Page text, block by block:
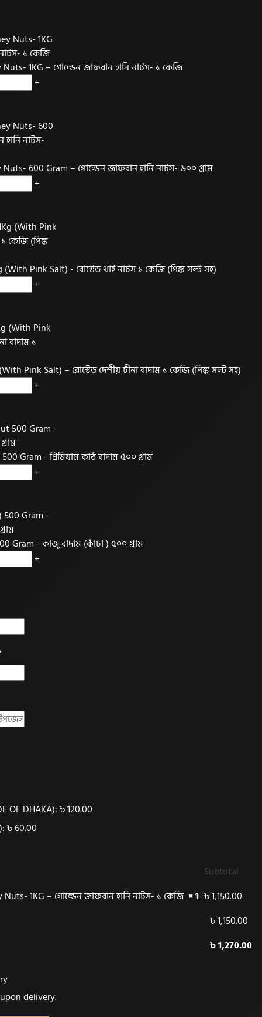
1KG – গোল্ডেন জাফরান হানি নাটস- ১ কেজি
+
600 Gram – গোল্ডেন জাফরান হানি নাটস- ৬০০ গ্রাম
+
Pink Salt) - রোস্টেড থাই নাটস ১ কেজি (পিঙ্ক সল্ট সহ)
+
Pink Salt) – রোস্টেড দেশীয় চীনা বাদাম ১ কেজি (পিঙ্ক সল্ট সহ)
+
Gram - প্রিমিয়াম কাঠ বাদাম ৫০০ গ্রাম
+
Gram - কাজু বাদাম (কাঁচা ) ৫০০ গ্রাম
+
OF DHAKA):৳120.00
৳60.00
Subtotal
1KG – গোল্ডেন জাফরান হানি নাটস- ১ কেজি × 1 ৳1,150.00
৳1,150.00
৳1,270.00
delivery.